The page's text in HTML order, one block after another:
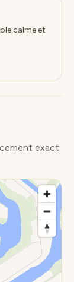
calme et
exact